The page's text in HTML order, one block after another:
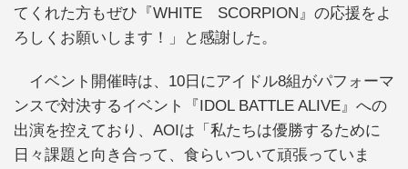
てくれた方もぜひ『WHITE SCORPION』の応援をよ
ろしくお願いします！」と感謝した。
イベント開催時は、10日にアイドル8組がパフォーマ
ンスで対決するイベント『IDOL BATTLE ALIVE』への
出演を控えており、AOIは「私たちは優勝するために
日々課題と向き合って、食らいついて頑張っていま